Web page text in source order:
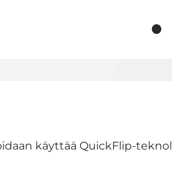
käyttää QuickFlip-